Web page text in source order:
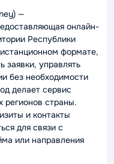
—
онлайн-
Республики
формате,
заявки, управлять
без необходимости
делает сервис
регионов страны.
и контакты
для связи с
или направления